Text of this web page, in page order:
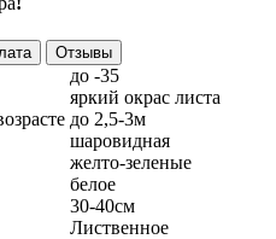
Отзывы
до -35
яркий окрас листа
до 2,5-3м
шаровидная
желто-зеленые
белое
30-40см
Лиственное